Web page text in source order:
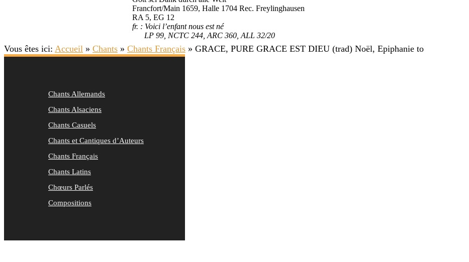
Francfort/Main 1659, Halle 1704 Rec. Freylinghausen
RA 5, EG 12
fr. : Voici l’enfant nous est né
LP 99, NCTC 244, ARC 360, ALL 32/20
Vous êtes ici: Accueil » Chants » Chants Français » GRACE, PURE GRACE EST DIEU (trad) Noël, Epiphanie to
Chants Allemands
Chants Alsaciens
Chants Casuels
Chants et Cantiques d’Auteurs
Chants Français
Chants Latins
Chœurs Parlés
Compositions